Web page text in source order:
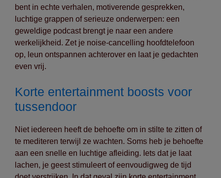
bent in echte verhalen, motiverende gesprekken,
luchtige grappen of serieuze onderwerpen: een
geweldige podcast brengt je naar een andere
werkelijkheid. Zet je noise-cancelling hoofdtelefoon
op, leun ontspannen achterover en laat je gedachten
even vrij.
Korte entertainment boosts voor
tussendoor
Niet iedereen heeft de behoefte om in stilte te zitten of
te mediteren terwijl ze wachten. Soms heb je behoefte
aan een snelle en luchtige afleiding. Iets dat je laat
lachen, je geest stimuleert of eenvoudigweg de tijd